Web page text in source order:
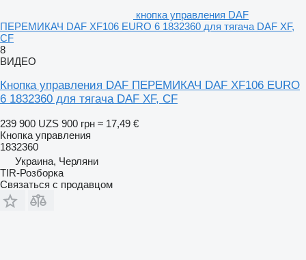
кнопка управления DAF
ПЕРЕМИКАЧ DAF XF106 EURO 6 1832360 для тягача DAF XF,
CF
8
ВИДЕО
Кнопка управления DAF ПЕРЕМИКАЧ DAF XF106 EURO
6 1832360 для тягача DAF XF, CF
239 900 UZS 900 грн ≈ 17,49 €
Кнопка управления
1832360
Украина, Черляни
TIR-Розборка
Связаться с продавцом